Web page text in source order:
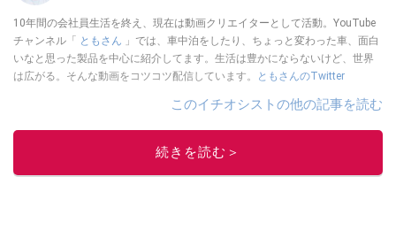
10年間の会社員生活を終え、現在は動画クリエイターとして活動。YouTube
チャンネル「 ともさん 」では、車中泊をしたり、ちょっと変わった車、面白
いなと思った製品を中心に紹介してます。生活は豊かにならないけど、世界
は広がる。そんな動画をコツコツ配信しています。
ともさんのTwitter
このイチオシストの他の記事を読む
続きを読む＞